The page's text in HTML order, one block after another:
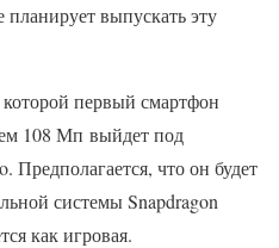
выпускать эту
которой первый смартфон
108 Мп выйдет под
что он будет
системы Snapdragon
как игровая.